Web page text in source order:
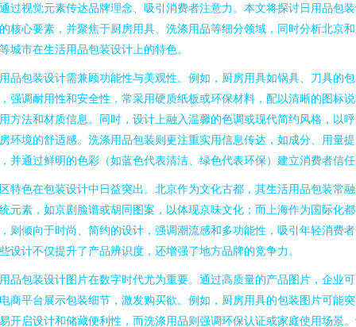
过视觉元素传达品牌理念、吸引消费者注意力。本文将探讨日用品包
核心要素，并聚焦于厨房用具、洗涤用品等细分领域，同时分析北京
城市在生活用品包装设计上的特色。
品包装设计需兼顾功能性与美观性。例如，厨房用具如锅具、刀具的包
强调耐用性和安全性，常采用硬质纸板或环保材料，配以清晰的图标
方法和材质信息。同时，设计上融入温馨的色调或现代简约风格，以
环境的舒适感。洗涤用品包装则更注重实用信息传达，如成分、用量提
并通过鲜明的色彩（如蓝色代表清洁、绿色代表环保）建立消费者信
特色在包装设计中日益突出。北京作为文化古都，其生活用品包装常
元素，如京剧脸谱或胡同图案，以体现京味文化；而上海作为国际化都
则倾向于时尚、简约的设计，强调潮流感和多功能性，吸引年轻消费
设计不仅提升了产品辨识度，还增强了地方品牌的竞争力。
品包装设计图片在数字时代尤为重要。通过高质量的产品图片，企业
商平台展示包装细节，激发购买欲。例如，厨房用具的包装图片可能
开启设计和储藏便利性，而洗涤用品则强调环保认证或家庭使用场景